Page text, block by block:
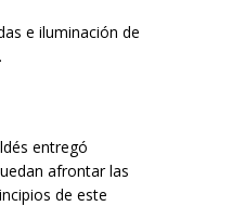
e iluminación de
entregó
afrontar las
de este